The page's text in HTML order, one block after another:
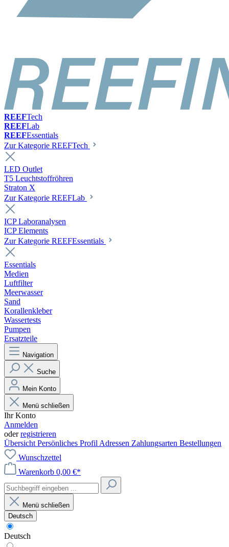
REEFTech
REEFLab
REEFEssentials
Zur Kategorie REEFTech
LED Outlet
T5 Leuchtstoffröhren
Straton X
Zur Kategorie REEFLab
ICP Laboranalysen
ICP Elements
Zur Kategorie REEFEssentials
Essentials
Medien
Luftfilter
Meerwasser
Sand
Korallenkleber
Wassertests
Pumpen
Ersatzteile
Navigation
Suche
Mein Konto
Menü schließen
Ihr Konto
Anmelden
oderregistrieren
Übersicht Persönliches Profil Adressen Zahlungsarten Bestellungen
Wunschzettel
Warenkorb 0,00 €*
Menü schließen
Deutsch
Deutsch